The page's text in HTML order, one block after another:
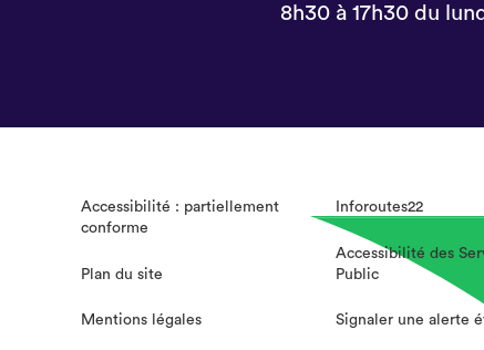
8h30 à 17h30 du
Accessibilité : partiellement
conforme
Plan du site
Mentions légales
Inforoutes22
Accessibilité des
Public
Signaler une alerte